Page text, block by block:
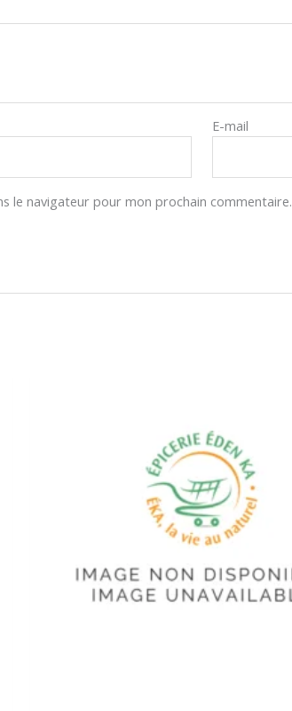
E-mail
le navigateur pour mon prochain commentaire.